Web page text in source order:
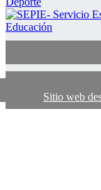
Sitio web